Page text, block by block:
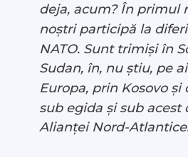
deja, acum? În primul
noștri participă la
NATO. Sunt trimiși în
Sudan, în, nu știu, pe
Europa, prin Kosovo și
sub egida și sub acest
Alianței Nord-